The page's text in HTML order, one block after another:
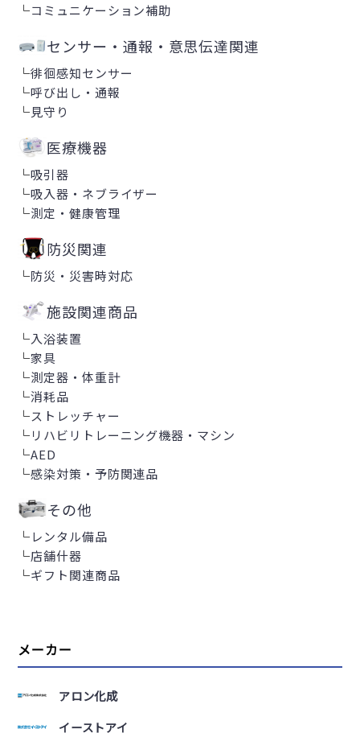
└コミュニケーション補助
センサー・通報・意思伝達関連
└徘徊感知センサー
└呼び出し・通報
└見守り
医療機器
└吸引器
└吸入器・ネブライザー
└測定・健康管理
防災関連
└防災・災害時対応
施設関連商品
└入浴装置
└家具
└測定器・体重計
└消耗品
└ストレッチャー
└リハビリトレーニング機器・マシン
└AED
└感染対策・予防関連品
その他
└レンタル備品
└店舗什器
└ギフト関連商品
メーカー
アロン化成
イーストアイ